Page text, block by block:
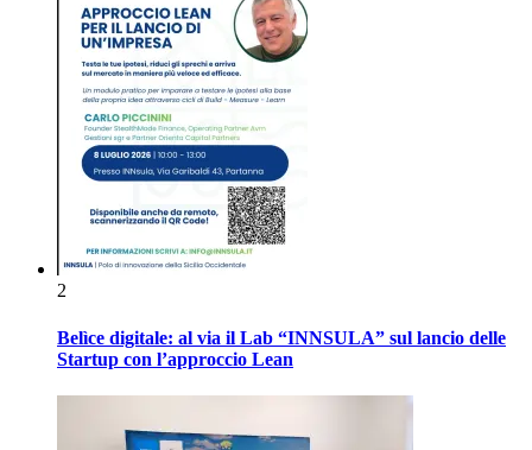
2
Belìce digitale: al via il Lab “INNSULA” sul lancio delle
Startup con l’approccio Lean